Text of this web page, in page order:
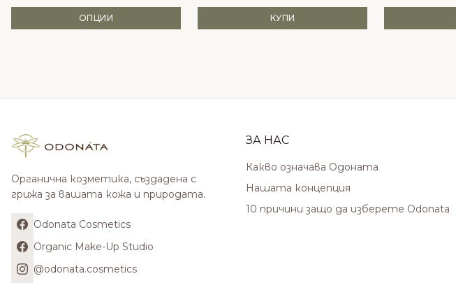
ОПЦИИ КУПИ
Органична козметика, създадена с
грижа за вашата кожа и природата.
Odonata Cosmetics
Organic Make-Up Studio
@odonata.cosmetics
ЗА НАС
Какво означава Одоната
Нашата концепция
10 причини защо да изберете Odonata